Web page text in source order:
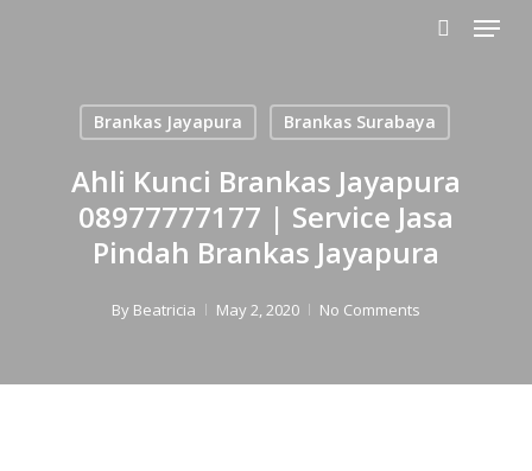
Menu
Brankas Jayapura Brankas Surabaya
Ahli Kunci Brankas Jayapura
08977777177 | Service Jasa
Pindah Brankas Jayapura
By Beatricia May 2, 2020 No Comments